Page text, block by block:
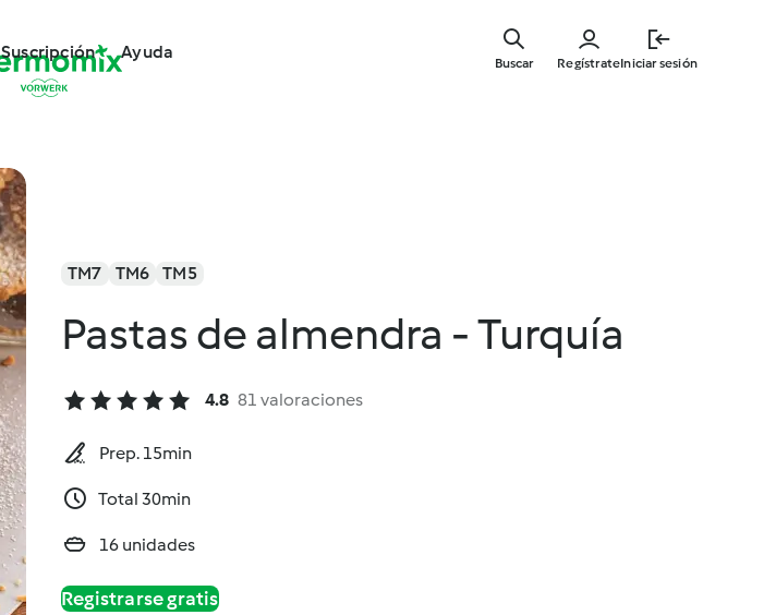
Suscripción Ayuda
RegístrateIniciar sesión
Buscar
TM7 TM6 TM5
Pastas de almendra - Turquía
4.8 81 valoraciones
Prep. 15min
Total 30min
16 unidades
Registrarse gratis